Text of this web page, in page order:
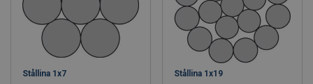
Stållina 1x7
Stållina 1x19